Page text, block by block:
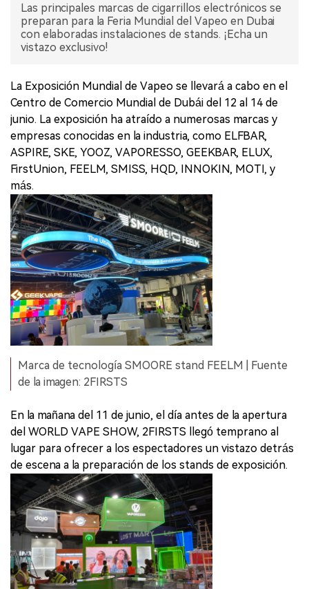
Las principales marcas de cigarrillos electrónicos se
preparan para la Feria Mundial del Vapeo en Dubai
con elaboradas instalaciones de stands. ¡Echa un
vistazo exclusivo!
La Exposición Mundial de Vapeo se llevará a cabo en el
Centro de Comercio Mundial de Dubái del 12 al 14 de
junio. La exposición ha atraído a numerosas marcas y
empresas conocidas en la industria, como ELFBAR,
ASPIRE, SKE, YOOZ, VAPORESSO, GEEKBAR, ELUX,
FirstUnion, FEELM, SMISS, HQD, INNOKIN, MOTI, y
más.
Marca de tecnología SMOORE stand FEELM | Fuente
de la imagen: 2FIRSTS
En la mañana del 11 de junio, el día antes de la apertura
del WORLD VAPE SHOW, 2FIRSTS llegó temprano al
lugar para ofrecer a los espectadores un vistazo detrás
de escena a la preparación de los stands de exposición.